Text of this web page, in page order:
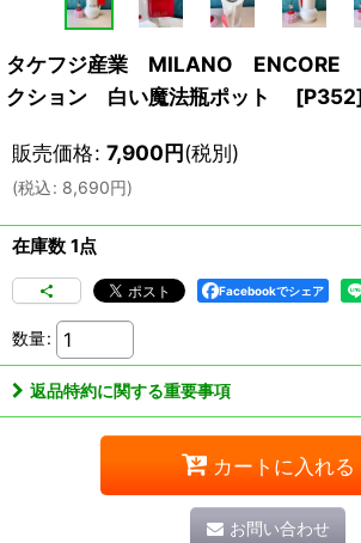
タケフジ産業 MILANO ENCORE
クション 白い魔法瓶ポット
[P352
販売価格: 7,900円(税別)
(税込: 8,690円)
在庫数 1点
Facebookでシェア
数量:
返品特約に関する重要事項
カートに入れる
お問い合わせ